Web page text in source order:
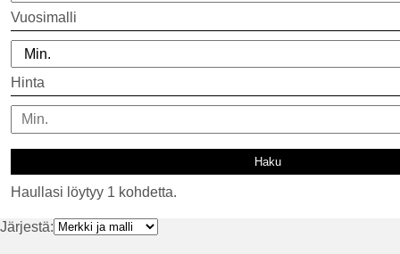
Vuosimalli
Hinta
Haullasi löytyy 1 kohdetta.
Järjestä: